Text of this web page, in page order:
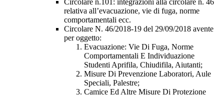
relativa all’evacuazione, vie di fuga, norme
comportamentali ecc.
Circolare N. 46/2018-19 del 29/09/2018 avente
per oggetto:
Evacuazione: Vie Di Fuga, Norme
Comportamentali E Individuazione
Studenti Aprifila, Chiudifila, Aiutanti;
Misure Di Prevenzione Laboratori, Aule
Speciali, Palestre;
Camice Ed Altre Misure Di Protezione